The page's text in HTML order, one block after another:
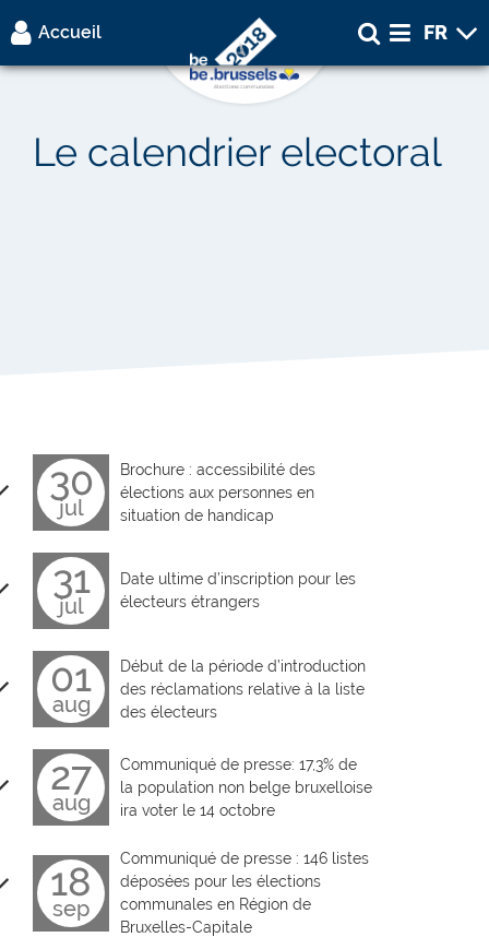
Accueil
Electeur
FR
Le calendrier electoral
30
jul
Brochure : accessibilité des
élections aux personnes en
situation de handicap
31
jul
Date ultime d’inscription pour les
électeurs étrangers
01
aug
Début de la période d’introduction
des réclamations relative à la liste
des électeurs
27
aug
Communiqué de presse: 17,3% de
la population non belge bruxelloise
ira voter le 14 octobre
18
sep
Communiqué de presse : 146 listes
déposées pour les élections
communales en Région de
Bruxelles-Capitale